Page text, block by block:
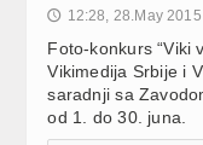
🕔 12:28, 28.May 2015
Foto-konkurs “Viki
Vikimedija Srbije i
saradnji sa
od 1. do 30. juna.